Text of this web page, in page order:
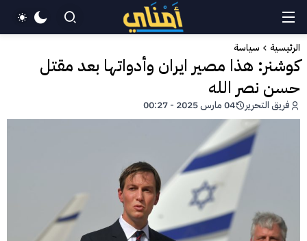
الرئيسية سياسة
كوشنر: هذا مصير ايران وأدواتها بعد مقتل
حسن نصر الله
فريق التحرير 04 مارس 2025 - 00:27